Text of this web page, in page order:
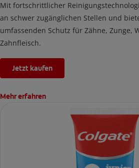
Mit fortschrittlicher
an schwer zugänglichen Stellen und
umfassenden Schutz für Zähne, Zunge,
Zahnfleisch.
Jetzt kaufen
Mehr erfahren